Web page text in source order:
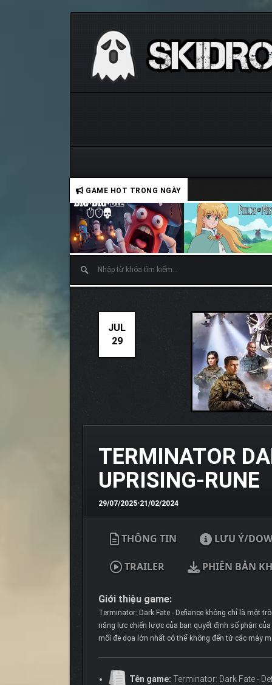
GAME HOT TRONG NGÀY
JUL
29
TERMINATOR
UPRISING-RUNE
29/07/2025•21/02/2024
THÔNG TIN LƯU Ý/
TRAILER PHIÊN BẢN
Giới thiệu game:
Terminator: Dark Fate - Defiance không chỉ là một
năng lực chiến lược của bạn quyết định số phận
mối đe dọa lớn nhất có thể không đến từ các máy
Tên game: Terminator: Dark Fate -